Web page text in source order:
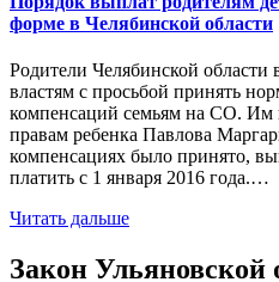
форме в Челябинской области
Родители Челябинской области
властям с просьбой принять
компенсаций семьям на СО.
правам ребенка Павлова
компенсациях было принято,
платить с 1 января 2016 года.…
Читать дальше
Закон Ульяновской